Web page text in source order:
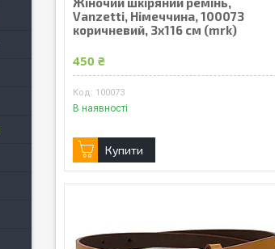
Vanzetti, Німеччина, 100073
коричневий, 3x116 см (mrk)
450 ₴
100073
В наявності
Купити